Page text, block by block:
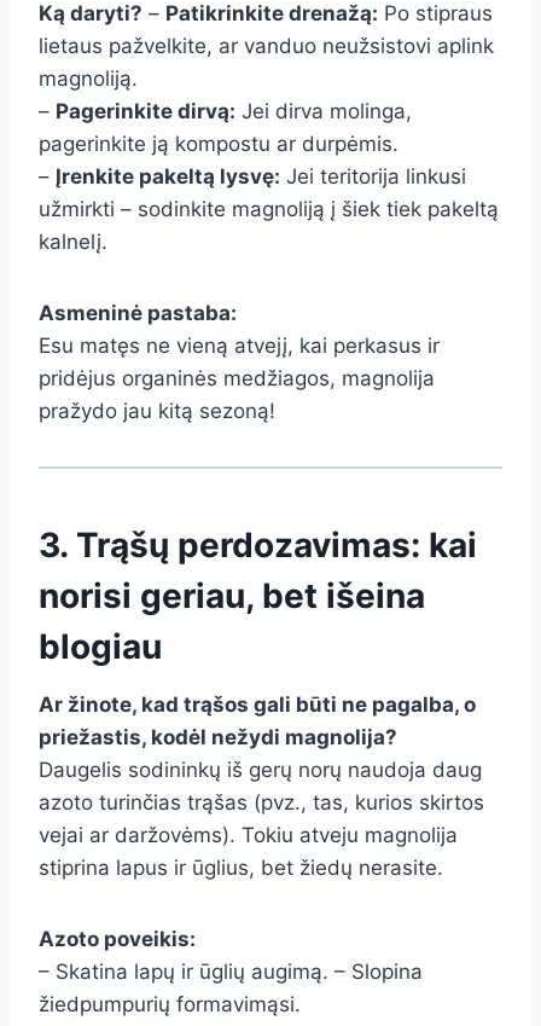
Ką daryti? – Patikrinkite drenažą: Po stipraus
lietaus pažvelkite, ar vanduo neužsistovi aplink
magnoliją.
– Pagerinkite dirvą: Jei dirva molinga,
pagerinkite ją kompostu ar durpėmis.
– Įrenkite pakeltą lysvę: Jei teritorija linkusi
užmirkti – sodinkite magnoliją į šiek tiek pakeltą
kalnelį.
Asmeninė pastaba:
Esu matęs ne vieną atvejį, kai perkasus ir
pridėjus organinės medžiagos, magnolija
pražydo jau kitą sezoną!
3. Trąšų perdozavimas: kai
norisi geriau, bet išeina
blogiau
Ar žinote, kad trąšos gali būti ne pagalba, o
priežastis, kodėl nežydi magnolija?
Daugelis sodininkų iš gerų norų naudoja daug
azoto turinčias trąšas (pvz., tas, kurios skirtos
vejai ar daržovėms). Tokiu atveju magnolija
stiprina lapus ir ūglius, bet žiedų nerasite.
Azoto poveikis:
– Skatina lapų ir ūglių augimą. – Slopina
žiedpumpurių formavimąsi.